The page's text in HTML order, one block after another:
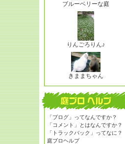
ブルーベリーな庭
りんごろりん♪
きままちゃん
「ブログ」ってなんですか？
「コメント」とはなんですか？
「トラックバック」ってなに？
庭ブロヘルプ